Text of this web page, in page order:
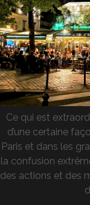
Ce qui est
d’une certaine
Paris et dans les
la confusion
des actions et des